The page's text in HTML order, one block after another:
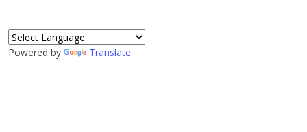
Powered by Translate